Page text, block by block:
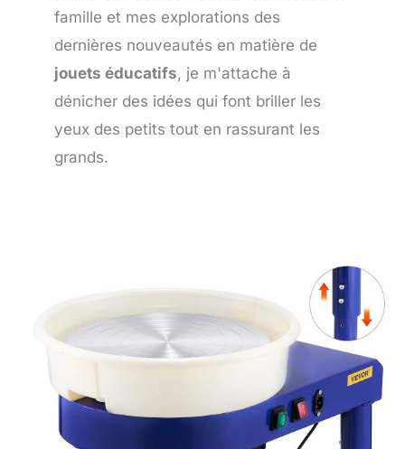
famille et mes explorations des
dernières nouveautés en matière de
jouets éducatifs, je m'attache à
dénicher des idées qui font briller les
yeux des petits tout en rassurant les
grands.